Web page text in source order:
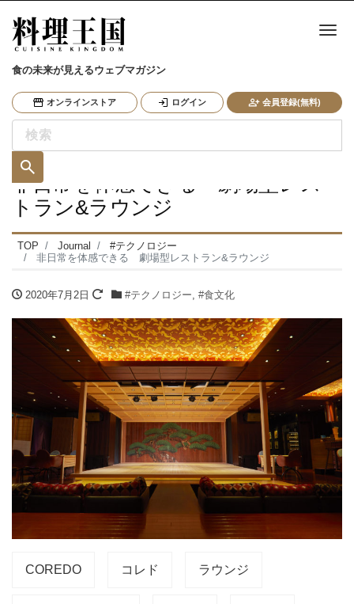
食の未来が見えるウェブマガジン
オンラインストア ログイン 会員登録(無料)
ナ
非日常を体感できる 劇場型レス
トラン&ラウンジ
TOP Journal
#テクノロジー
非日常を体感できる 劇場型レストラン&ラウンジ
2020年7月2日 #テクノロジー, #食文化
COREDO コレド ラウンジ